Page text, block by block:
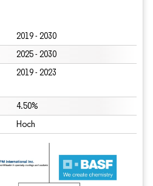
2019 - 2030
2025 - 2030
2019 - 2023
4.50%
Hoch